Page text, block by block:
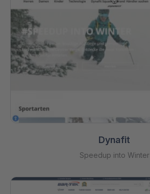
Dynafit
Speedup into Winter